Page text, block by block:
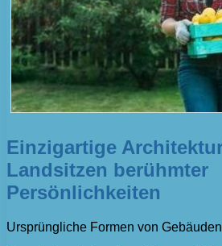
Einzigartige
Landsitzen berühmter
Persönlichkeiten
Ursprüngliche Formen von